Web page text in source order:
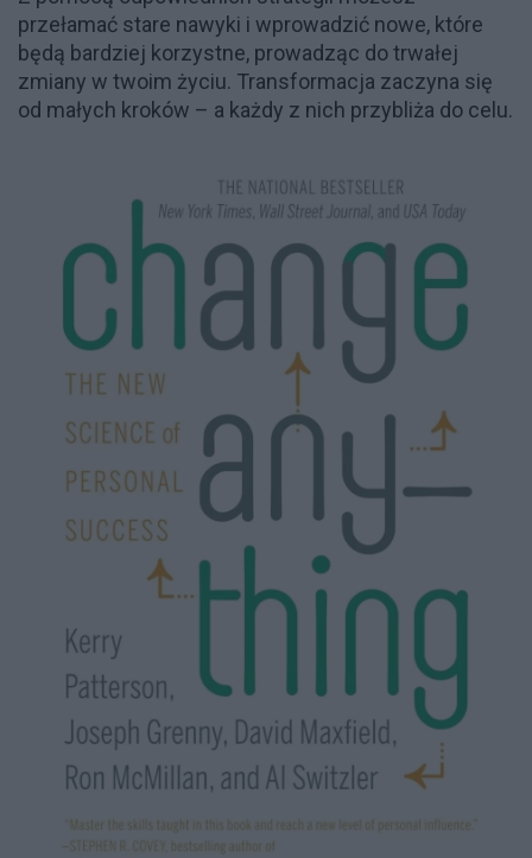
przełamać stare nawyki i wprowadzić nowe, które
będą bardziej korzystne, prowadząc do trwałej
zmiany w twoim życiu. Transformacja zaczyna się
od małych kroków – a każdy z nich przybliża do celu.